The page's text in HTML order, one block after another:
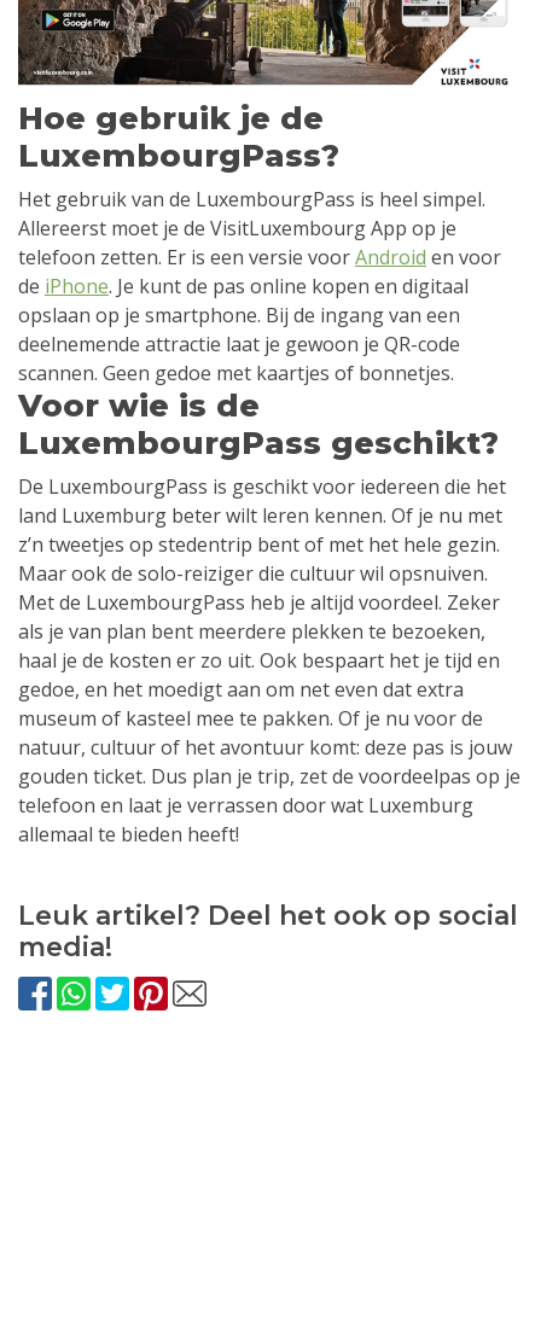
Hoe gebruik je de
LuxembourgPass?
Het gebruik van de LuxembourgPass is heel simpel.
Allereerst moet je de VisitLuxembourg App op je
telefoon zetten. Er is een versie voorAndroid en voor
de iPhone. Je kunt de pas online kopen en digitaal
opslaan op je smartphone. Bij de ingang van een
deelnemende attractie laat je gewoon je QR-code
scannen. Geen gedoe met kaartjes of bonnetjes.
Voor wie is de
LuxembourgPass geschikt?
De LuxembourgPass is geschikt voor iedereen die het
land Luxemburg beter wilt leren kennen. Of je nu met
z’n tweetjes op stedentrip bent of met het hele gezin.
Maar ook de solo-reiziger die cultuur wil opsnuiven.
Met de LuxembourgPass heb je altijd voordeel. Zeker
als je van plan bent meerdere plekken te bezoeken,
haal je de kosten er zo uit. Ook bespaart het je tijd en
gedoe, en het moedigt aan om net even dat extra
museum of kasteel mee te pakken. Of je nu voor de
natuur, cultuur of het avontuur komt: deze pas is jouw
gouden ticket. Dus plan je trip, zet de voordeelpas op je
telefoon en laat je verrassen door wat Luxemburg
allemaal te bieden heeft!
Leuk artikel? Deel het ook op social
media!